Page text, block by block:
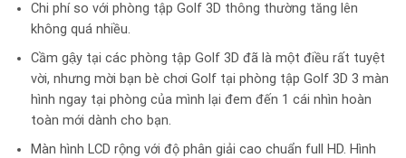
Chi phí so với phòng tập Golf 3D thông thường tăng lên
không quá nhiều.
Cầm gậy tại các phòng tập Golf 3D đã là một điều rất tuyệt
vời, nhưng mời bạn bè chơi Golf tại phòng tập Golf 3D 3 màn
hình ngay tại phòng của mình lại đem đến 1 cái nhìn hoàn
toàn mới dành cho bạn.
Màn hình LCD rộng với độ phân giải cao chuẩn full HD. Hình